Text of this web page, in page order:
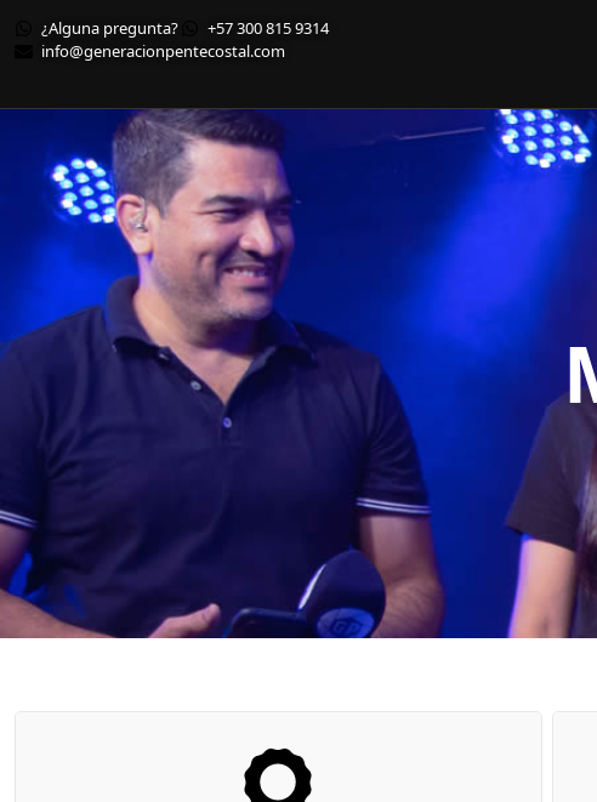
¿Alguna pregunta?
+57 300 815 9314
info@generacionpentecostal.com